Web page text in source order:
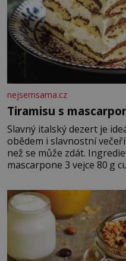
nejsemsama.cz
Tiramisu s
Slavný italský dezert je
obědem i slavnostní
než se může zdát.
mascarpone 3 vejce 80 g cukru 200 g cukrářských
posypání Postup:
vyšlehejte s cukrem do
vmíchejte mascarpone,